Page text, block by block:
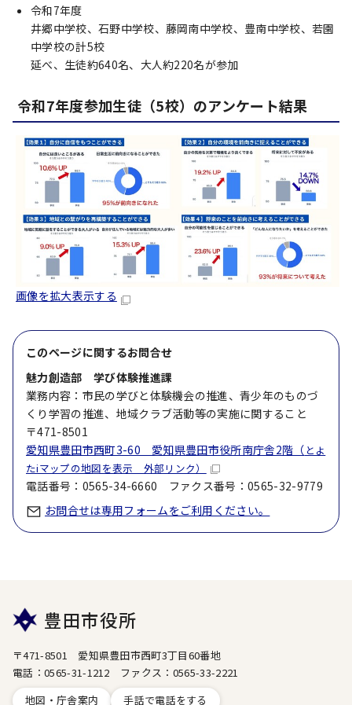
令和7年度
井郷中学校、石野中学校、藤岡南中学校、豊南中学校、若園
中学校の計5校
延べ、生徒約640名、大人約220名が参加
令和7年度参加生徒（5校）のアンケート結果
画像を拡大表示する
このページに関するお問合せ
魅力創造部 学び体験推進課
業務内容：市民の学びと体験機会の推進、青少年のものづ
くり学習の推進、地域クラブ活動等の実施に関すること
〒471-8501
愛知県豊田市西町3-60 愛知県豊田市役所南庁舎2階（ とよ
たiマップの地図を表示 外部リンク）
電話番号：0565-34-6660 ファクス番号：0565-32-9779
お問合せは専用フォームをご利用ください。
豊田市役所
〒471-8501 愛知県豊田市西町3丁目60番地
電話：0565-31-1212 ファクス：0565-33-2221
地図・庁舎案内
手話で電話をする